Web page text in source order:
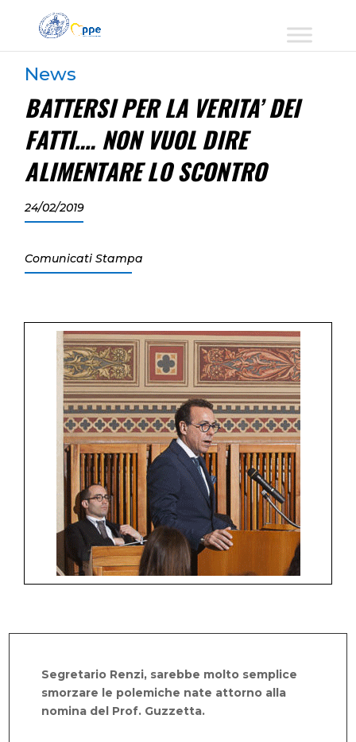
News
BATTERSI PER LA VERITA’ DEI
FATTI…. NON VUOL DIRE
ALIMENTARE LO SCONTRO
24/02/2019
Comunicati Stampa
Segretario Renzi, sarebbe molto semplice
smorzare le polemiche nate attorno alla
nomina del Prof. Guzzetta.